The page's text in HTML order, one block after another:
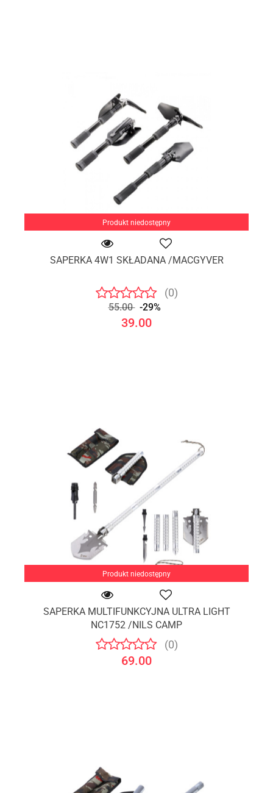
Produkt niedostępny
SAPERKA 4W1 SKŁADANA /MACGYVER
(0)
55.00 -29%
39.00
Produkt niedostępny
SAPERKA MULTIFUNKCYJNA ULTRA LIGHT
NC1752 /NILS CAMP
(0)
69.00